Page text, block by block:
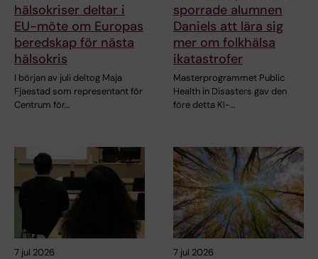
hälsokriser deltar i
EU-möte om Europas
beredskap för nästa
hälsokris
I början av juli deltog Maja
Fjaestad som representant för
Centrum för…
sporrade alumnen
Daniels att lära sig
mer om folkhälsa
ikatastrofer
Masterprogrammet Public
Health in Disasters gav den
före detta KI-…
7 jul 2026 7 jul 2026